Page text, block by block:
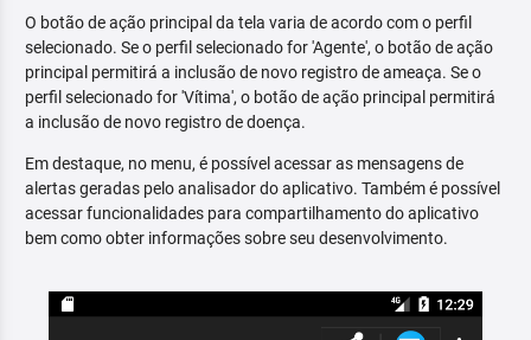
O botão de ação principal da tela varia de acordo com o perfil
selecionado. Se o perfil selecionado for 'Agente', o botão de ação
principal permitirá a inclusão de novo registro de ameaça. Se o
perfil selecionado for 'Vítima', o botão de ação principal permitirá
a inclusão de novo registro de doença.
Em destaque, no menu, é possível acessar as mensagens de
alertas geradas pelo analisador do aplicativo. Também é possível
acessar funcionalidades para compartilhamento do aplicativo
bem como obter informações sobre seu desenvolvimento.